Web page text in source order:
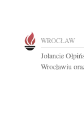
WROCŁAW
Jolancie
Wrocławiu